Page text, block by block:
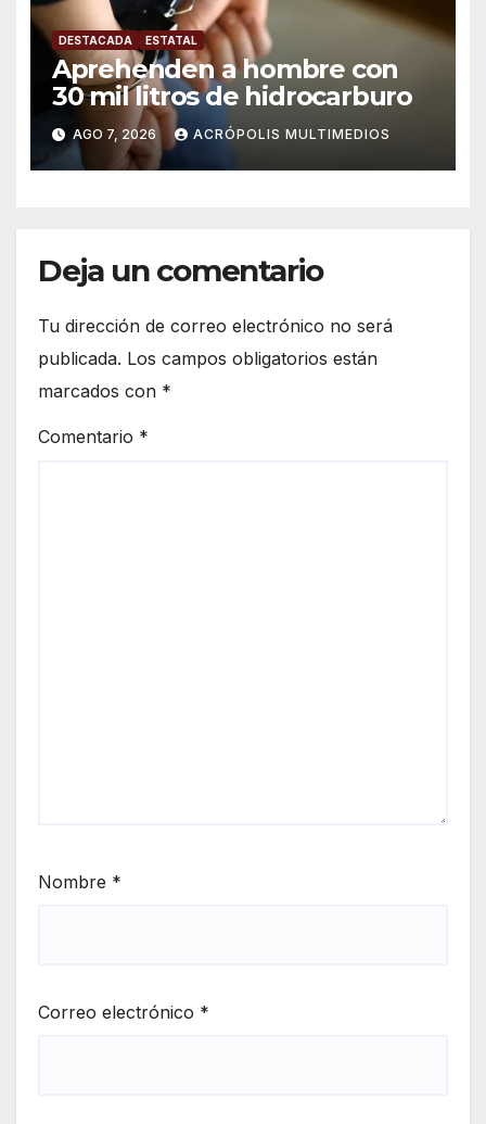
DESTACADA ESTATAL
Aprehenden a hombre con
30 mil litros de hidrocarburo
AGO 7, 2026 ACRÓPOLIS MULTIMEDIOS
Deja un comentario
Tu dirección de correo electrónico no será
publicada. Los campos obligatorios están
marcados con *
Comentario *
Nombre *
Correo electrónico *